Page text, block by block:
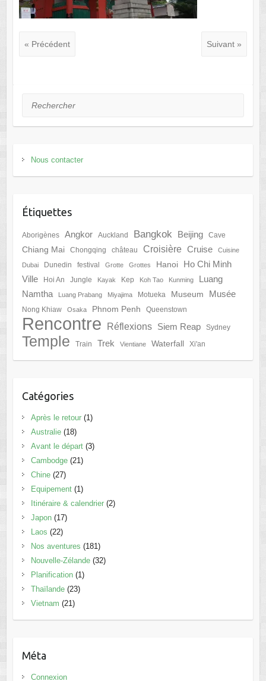
« Précédent Suivant »
Rechercher
Nous contacter
Étiquettes
Aborigènes Angkor Auckland Bangkok Beijing Cave
Chiang Mai Chongqing château Croisière Cruise Cuisine
Dubai Dunedin festival Grotte Grottes Hanoi
Ho Chi Minh
Ville
Hoi An Jungle Kayak Kep Koh Tao Kunming
Luang
Namtha
Luang Prabang Miyajima Motueka Museum Musée
Nong Khiaw Osaka Phnom Penh Queenstown
Rencontre Réflexions Siem Reap Sydney
Temple Train Trek Vientiane Waterfall Xi'an
Catégories
Après le retour(1)
Australie(18)
Avant le départ(3)
Cambodge(21)
Chine(27)
Equipement(1)
Itinéraire & calendrier(2)
Japon(17)
Laos (22)
Nos aventures (181)
Nouvelle-Zélande(32)
Planification(1)
Thaïlande(23)
Vietnam (21)
Méta
Connexion